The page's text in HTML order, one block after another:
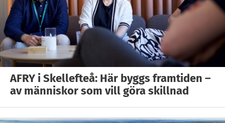
AFRY i Skellefteå: Här byggs framtiden –
av människor som vill göra skillnad